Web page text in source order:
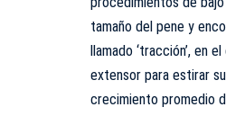
tamaño del pene y
llamado ‘tracción’, en
extensor para estirar
crecimiento promedio